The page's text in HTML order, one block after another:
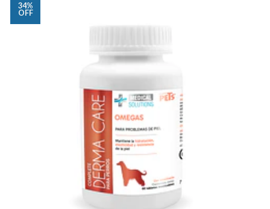
34%
OFF